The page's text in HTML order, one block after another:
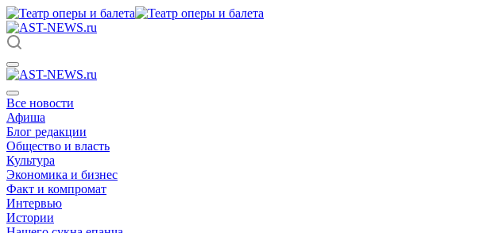
Все новости
Афиша
Блог редакции
Общество и власть
Культура
Экономика и бизнес
Факт и компромат
Интервью
Истории